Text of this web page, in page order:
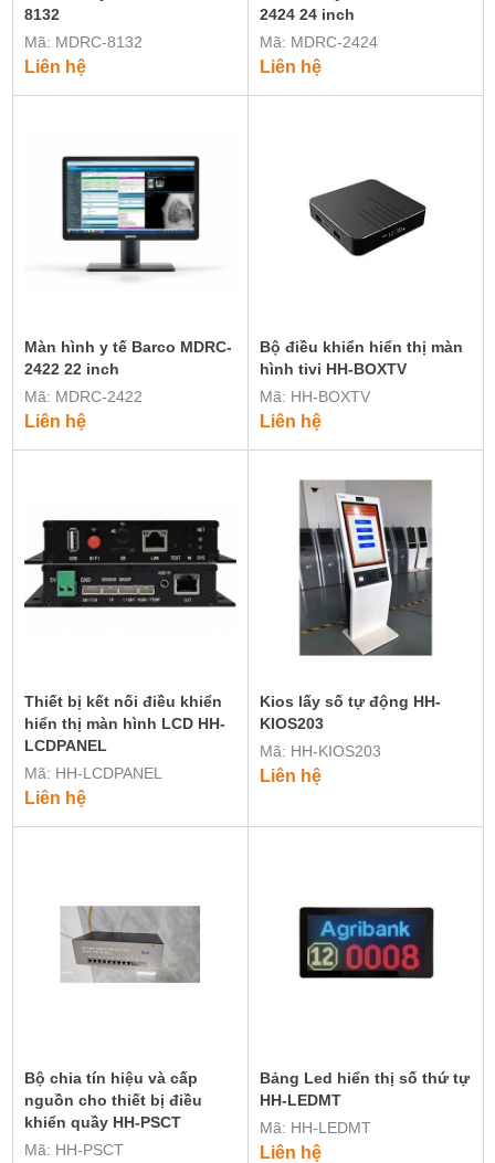
8132
Mã: MDRC-8132
Liên hệ
2424 24 inch
Mã: MDRC-2424
Liên hệ
Màn hình y tế Barco MDRC-
2422 22 inch
Mã: MDRC-2422
Liên hệ
Bộ điều khiển hiển thị màn
hình tivi HH-BOXTV
Mã: HH-BOXTV
Liên hệ
Thiết bị kết nối điều khiển
hiển thị màn hình LCD HH-
LCDPANEL
Mã: HH-LCDPANEL
Liên hệ
Kios lấy số tự động HH-
KIOS203
Mã: HH-KIOS203
Liên hệ
Bộ chia tín hiệu và cấp
nguồn cho thiết bị điều
khiển quầy HH-PSCT
Mã: HH-PSCT
Bảng Led hiển thị số thứ tự
HH-LEDMT
Mã: HH-LEDMT
Liên hệ